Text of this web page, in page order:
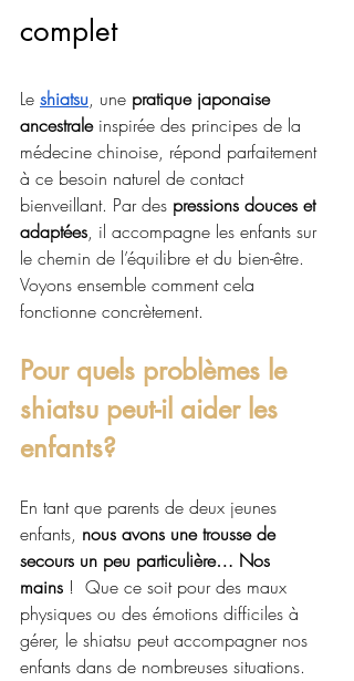
complet
Le shiatsu, une pratique japonaise
ancestrale inspirée des principes de la
médecine chinoise, répond parfaitement
à ce besoin naturel de contact
bienveillant. Par des pressions douces et
adaptées, il accompagne les enfants sur
le chemin de l’équilibre et du bien-être.
Voyons ensemble comment cela
fonctionne concrètement.
Pour quels problèmes le
shiatsu peut-il aider les
enfants?
En tant que parents de deux jeunes
enfants, nous avons une trousse de
secours un peu particulière… Nos
mains !  Que ce soit pour des maux
physiques ou des émotions difficiles à
gérer, le shiatsu peut accompagner nos
enfants dans de nombreuses situations.